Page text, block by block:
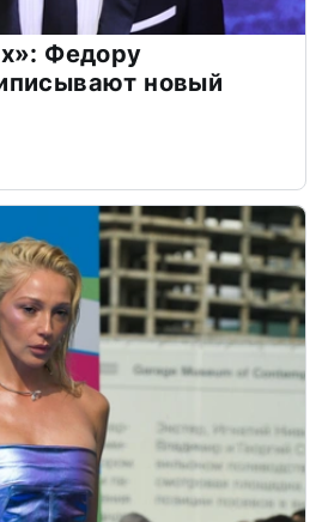
Федору
новый